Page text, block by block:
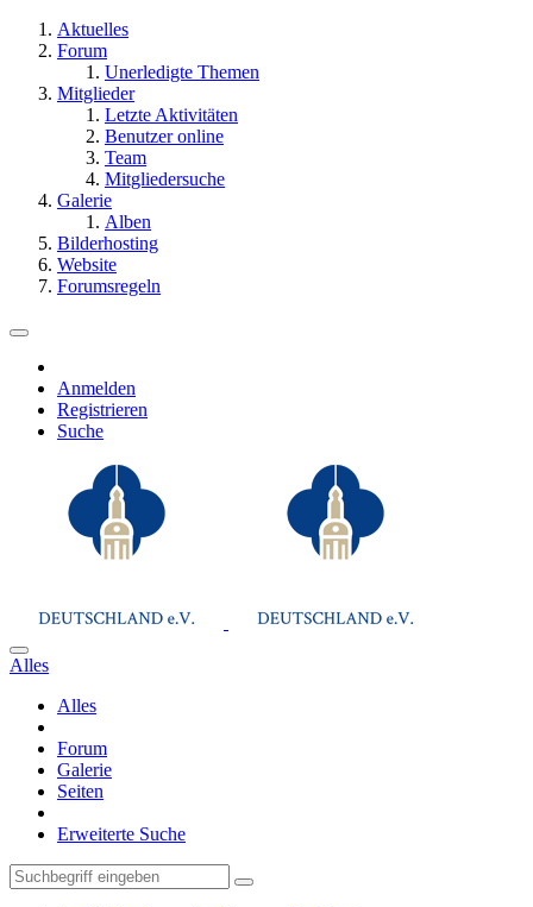
Aktuelles
Forum
Unerledigte Themen
Mitglieder
Letzte Aktivitäten
Benutzer online
Team
Mitgliedersuche
Galerie
Alben
Bilderhosting
Website
Forumsregeln
Anmelden
Registrieren
Suche
Alles
Alles
Forum
Galerie
Seiten
Erweiterte Suche